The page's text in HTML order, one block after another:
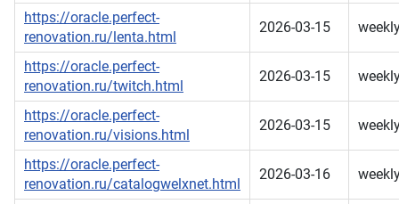
https://oracle.perfect-
renovation.ru/lenta.html
2026-03-15
https://oracle.perfect-
renovation.ru/twitch.html
2026-03-15
https://oracle.perfect-
renovation.ru/visions.html
2026-03-15
https://oracle.perfect-
renovation.ru/catalogwelxnet.html
2026-03-16